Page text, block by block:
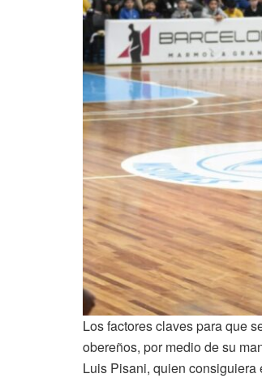
Los factores claves para que
obereños, por medio de su
Luis Pisani, quien consiguiera